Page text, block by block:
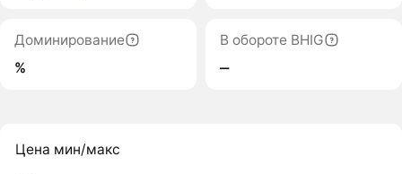
Доминирование
%
В обороте BHIG
‒
Цена мин/макс